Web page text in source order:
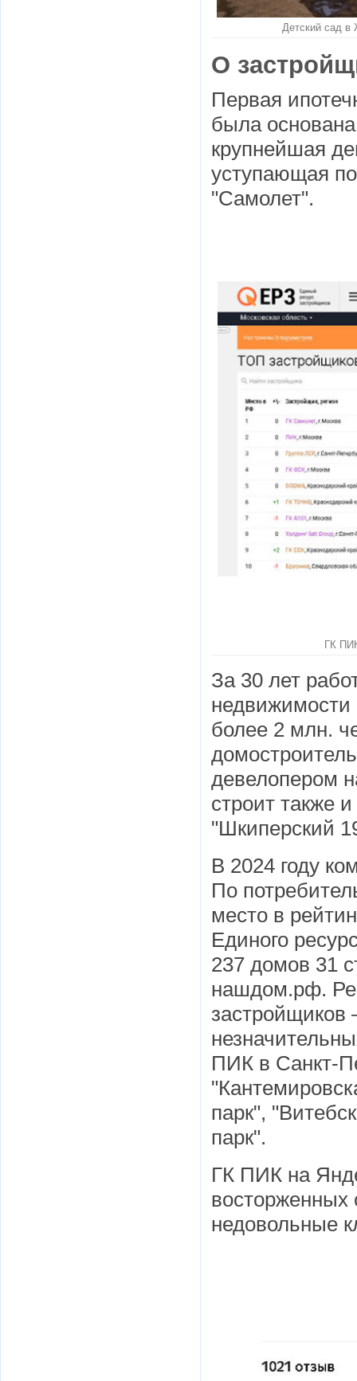
Детский сад в
О
Первая
была
крупнейшая
уступающая
"Самолет".
ГК
За 30 лет
недвижимости
более 2 млн.
девелопером
строит также
"Шкиперский
В 2024 году
По
место в
Единого
237 домов 31
нашдом.рф.
застройщиков
ПИК в Санкт-
парк",
парк".
ГК ПИК на
восторженных
недовольные